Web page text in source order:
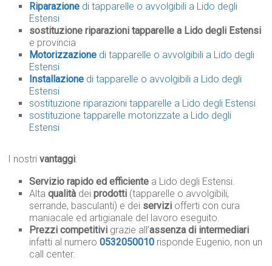
Riparazione di tapparelle o avvolgibili a Lido degli
Estensi
sostituzione riparazioni tapparelle a Lido degli Estensi
e provincia
Motorizzazione di tapparelle o avvolgibili a Lido degli
Estensi
Installazione di tapparelle o avvolgibili a Lido degli
Estensi
sostituzione riparazioni tapparelle a Lido degli Estensi
sostituzione tapparelle motorizzate a Lido degli
Estensi
I nostrivantaggi:
Servizio rapido ed efficiente a Lido degli Estensi.
Altaqualità deiprodotti (tapparelle o avvolgibili,
serrande, basculanti) e dei servizi offerti con cura
maniacale ed artigianale del lavoro eseguito.
Prezzi competitivi grazie all’assenza di intermediari
infatti al numero0532050010 risponde Eugenio, non un
call center.